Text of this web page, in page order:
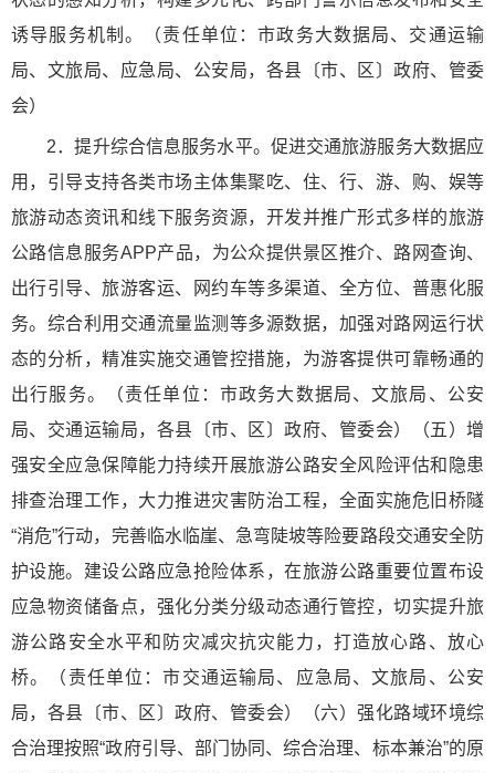
诱导服务机制。（责任单位：市政务大数据局、交通运输
局、文旅局、应急局、公安局，各县〔市、区〕政府、管委
会）
2．提升综合信息服务水平。促进交通旅游服务大数据应
用，引导支持各类市场主体集聚吃、住、行、游、购、娱等
旅游动态资讯和线下服务资源，开发并推广形式多样的旅游
公路信息服务APP产品，为公众提供景区推介、路网查询、
出行引导、旅游客运、网约车等多渠道、全方位、普惠化服
务。综合利用交通流量监测等多源数据，加强对路网运行状
态的分析，精准实施交通管控措施，为游客提供可靠畅通的
出行服务。（责任单位：市政务大数据局、文旅局、公安
局、交通运输局，各县〔市、区〕政府、管委会）（五）增
强安全应急保障能力持续开展旅游公路安全风险评估和隐患
排查治理工作，大力推进灾害防治工程，全面实施危旧桥隧
“消危”行动，完善临水临崖、急弯陡坡等险要路段交通安全防
护设施。建设公路应急抢险体系，在旅游公路重要位置布设
应急物资储备点，强化分类分级动态通行管控，切实提升旅
游公路安全水平和防灾减灾抗灾能力，打造放心路、放心
桥。（责任单位：市交通运输局、应急局、文旅局、公安
局，各县〔市、区〕政府、管委会）（六）强化路域环境综
合治理按照“政府引导、部门协同、综合治理、标本兼治”的原